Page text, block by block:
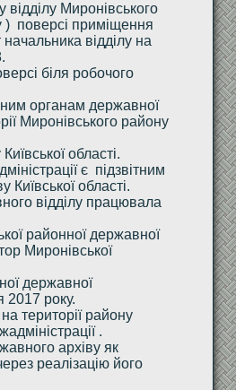
відділу Миронівського
) поверсі приміщення
відділу на
біля робочого
органам державної
Миронівського району
області.
є підзвітним
області.
відділу працювала
районної державної
Миронівської
державної
2017 року.
території району
.
архіву як
реалізацію його